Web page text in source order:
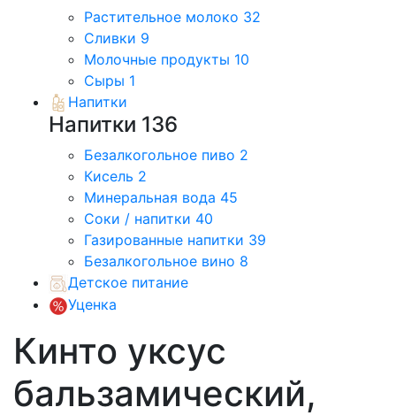
Растительное молоко 32
Сливки 9
Молочные продукты 10
Сыры 1
Напитки
Напитки 136
Безалкогольное пиво 2
Кисель 2
Минеральная вода 45
Соки / напитки 40
Газированные напитки 39
Безалкогольное вино 8
Детское питание
Уценка
Кинто уксус
бальзамический,